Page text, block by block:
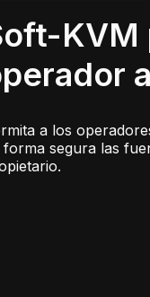
KVM
a los
forma segura las